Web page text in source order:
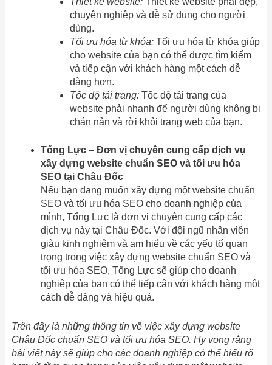
chuyên nghiệp và dễ sử dụng cho người
dùng.
Tối ưu hóa từ khóa:Tối ưu hóa từ khóa giúp
cho website của bạn có thể được tìm kiếm
và tiếp cận với khách hàng một cách dễ
dàng hơn.
Tốc độ tải trang:Tốc độ tải trang của
website phải nhanh để người dùng không bị
chán nản và rời khỏi trang web của bạn.
Tổng Lực – Đơn vị chuyên cung cấp dịch vụ
xây dựng website chuẩn SEO và tối ưu hóa
SEO tại Châu Đốc
Nếu bạn đang muốn xây dựng một website chuẩn
SEO và tối ưu hóa SEO cho doanh nghiệp của
mình, Tổng Lực là đơn vị chuyên cung cấp các
dịch vụ này tại Châu Đốc. Với đội ngũ nhân viên
giàu kinh nghiệm và am hiểu về các yếu tố quan
trọng trong việc xây dựng website chuẩn SEO và
tối ưu hóa SEO, Tổng Lực sẽ giúp cho doanh
nghiệp của bạn có thể tiếp cận với khách hàng một
cách dễ dàng và hiệu quả.
Trên đây là những thông tin về việc xây dựng website
Châu Đốc chuẩn SEO và tối ưu hóa SEO. Hy vọng rằng
bài viết này sẽ giúp cho các doanh nghiệp có thể hiểu rõ